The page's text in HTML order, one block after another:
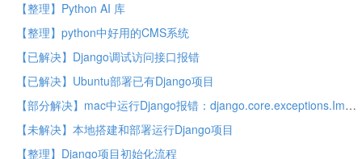
【整理】Python AI 库
【整理】python中好用的CMS系统
【已解决】Django调试访问接口报错
【已解决】Ubuntu部署已有Django项目
【部分解决】mac中运行Django报错：django.core.exceptions.ImproperlyConfigured mysqlclient 1.3.13 or newer is required you have 0.9.3
【未解决】本地搭建和部署运行Django项目
【整理】Django项目初始化流程